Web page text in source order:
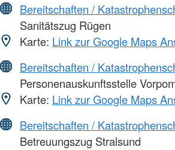
Bereitschaften /
Sanitätszug Rügen
Karte: Link zur Google Maps
Bereitschaften /
Personenauskunftsstelle
Karte: Link zur Google Maps
Bereitschaften /
Betreuungszug Stralsund